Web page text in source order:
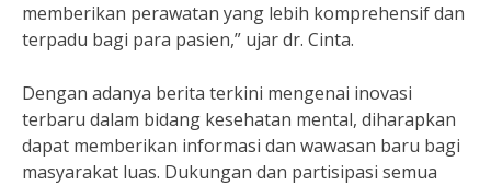
memberikan perawatan yang lebih komprehensif dan
terpadu bagi para pasien,” ujar dr. Cinta.
Dengan adanya berita terkini mengenai inovasi
terbaru dalam bidang kesehatan mental, diharapkan
dapat memberikan informasi dan wawasan baru bagi
masyarakat luas. Dukungan dan partisipasi semua